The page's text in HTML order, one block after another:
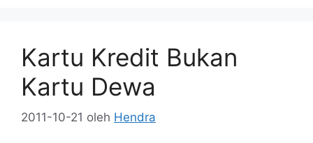
Kartu Kredit Bukan
Kartu Dewa
2011-10-21 oleh Hendra